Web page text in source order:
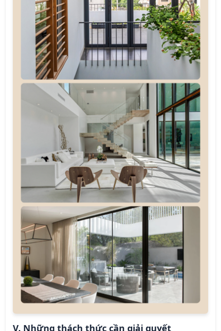
V. Những thách thức cần giải quyết